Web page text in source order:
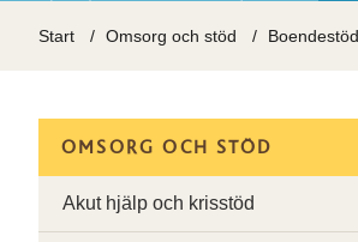
Start Omsorg och stöd
OMSORG OCH STÖD
Akut hjälp och krisstöd